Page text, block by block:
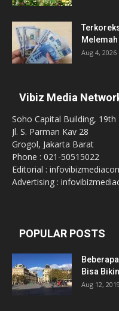
Melemah
Aug 4, 2026
Vibiz Media
Soho Capital Building, 19th
Jl. S. Parman Kav 28
Grogol, Jakarta Barat
Phone : 021-50515022
Editorial :
Advertising :
POPULAR POSTS
Bisa
Aug 12, 2019